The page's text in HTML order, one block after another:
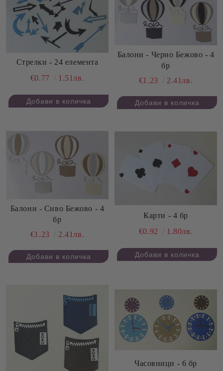
Стрелки - 24 елемента
€0.77
1.51лв.
Балони - Черно Бежово - 4
бр
€1.23
2.41лв.
Балони - Сиво Бежово - 4
бр
€1.23
2.41лв.
Карти - 4 бр
€0.92
1.80лв.
Часовници - 6 бр